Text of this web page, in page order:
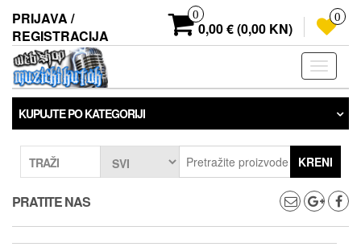
sadržaj
PRIJAVA /
REGISTRACIJA
0
0,00 € (0,00 KN)
0
KUPUJTE PO KATEGORIJI
TRAŽI KRENI
PRATITE NAS